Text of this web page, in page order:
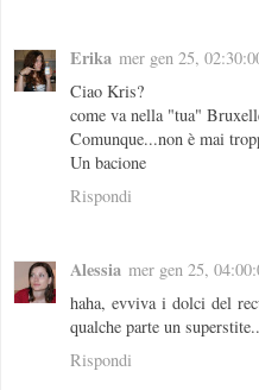
Erika mer gen 25,
Ciao Kris?
come va nella "tua"
Comunque...non è mai
Un bacione
Rispondi
Alessia mer gen 25,
haha, evviva i dolci del
qualche parte un
Rispondi